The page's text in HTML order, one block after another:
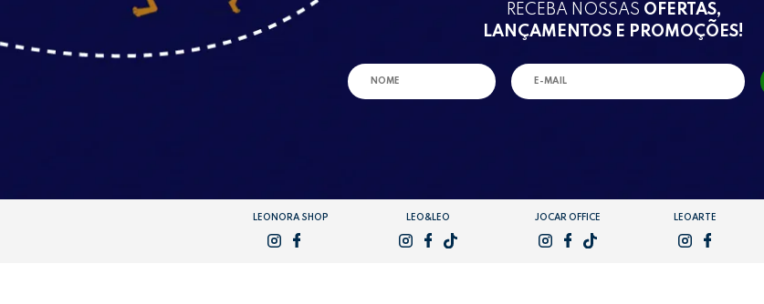
RECEBA NOSSAS OFERTAS,
LANÇAMENTOS E PROMOÇÕES!
LEONORA SHOP LEO&LEO JOCAR OFFICE LEOARTE